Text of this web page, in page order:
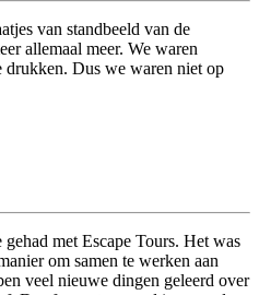
van standbeeld van de
allemaal meer. We waren
drukken. Dus we waren niet op
met Escape Tours. Het was
om samen te werken aan
veel nieuwe dingen geleerd over